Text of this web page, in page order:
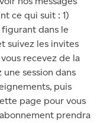
ce qui suit : 1)
dans le
suivez les invites
recevez de la
session dans
puis
page pour vous
prendra